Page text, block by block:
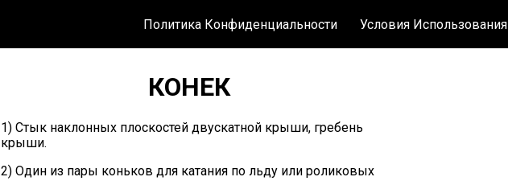
Политика Конфиденциальности Условия Использования
КОНЕК
1) Стык наклонных плоскостей двускатной крыши, гребень
крыши.
2) Один из пары коньков для катания по льду или роликовых